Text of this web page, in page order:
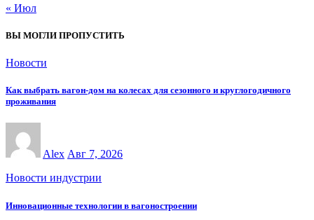
« Июл
ВЫ МОГЛИ ПРОПУСТИТЬ
Новости
Как выбрать вагон-дом на колесах для сезонного и круглогодичного
проживания
Alex Авг 7, 2026
Новости индустрии
Инновационные технологии в вагоностроении